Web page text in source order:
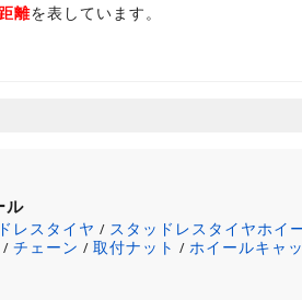
離を表しています。
ル
レスタイヤ / スタッドレスタイヤホイ
/チェーン /取付ナット /ホイールキャ